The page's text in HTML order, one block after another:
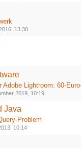
13:30
2019, 10:19
Java
Problem
10:14